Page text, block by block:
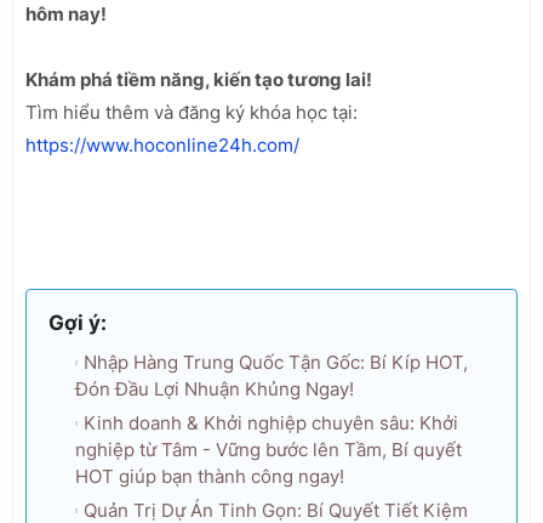
hôm nay!
Khám phá tiềm năng, kiến tạo tương lai!
Tìm hiểu thêm và đăng ký khóa học tại:
https://www.hoconline24h.com/
Gợi ý:
Nhập Hàng Trung Quốc Tận Gốc: Bí Kíp HOT,
Đón Đầu Lợi Nhuận Khủng Ngay!
Kinh doanh & Khởi nghiệp chuyên sâu: Khởi
nghiệp từ Tâm - Vững bước lên Tầm, Bí quyết
HOT giúp bạn thành công ngay!
Quản Trị Dự Án Tinh Gọn: Bí Quyết Tiết Kiệm